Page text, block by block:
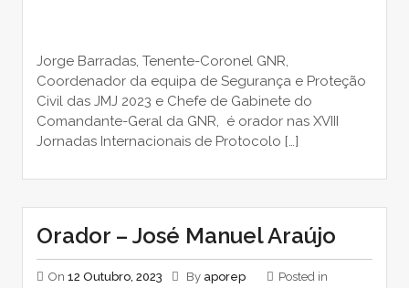
Jorge Barradas, Tenente-Coronel GNR,
Coordenador da equipa de Segurança e Proteção
Civil das JMJ 2023 e Chefe de Gabinete do
Comandante-Geral da GNR, é orador nas XVIII
Jornadas Internacionais de Protocolo […]
Orador – José Manuel Araújo
On 12 Outubro, 2023 By aporep
Posted in